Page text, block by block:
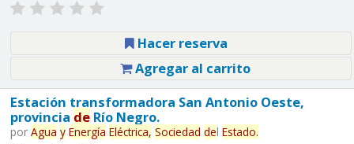
Hacer reserva
Agregar al carrito
Estación transformadora San Antonio Oeste,
provincia deRío Negro.
por Agua y Energía Eléctrica, Sociedad del Estado.